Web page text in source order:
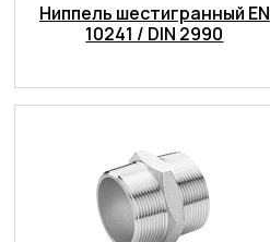
Ниппель шестигранный EN
10241 / DIN 2990